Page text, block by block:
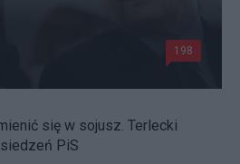
198
się w sojusz. Terlecki
PiS